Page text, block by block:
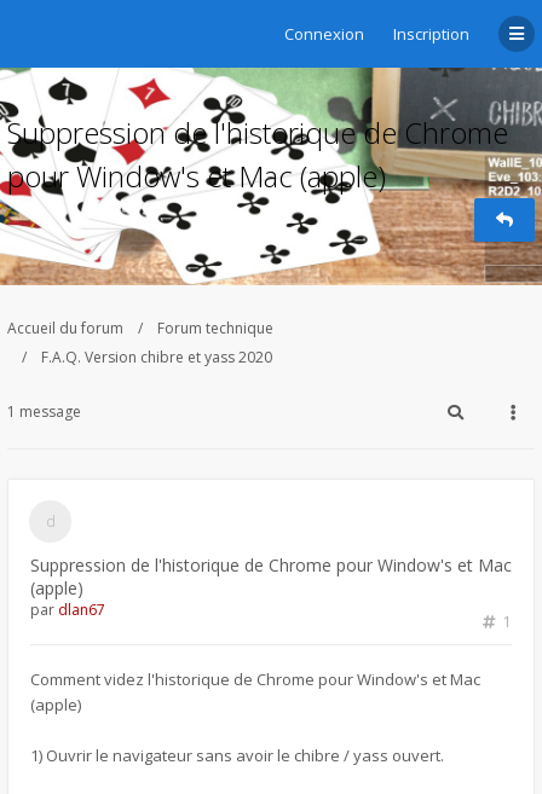
Connexion Inscription
Suppression de l'historique de Chrome
pour Window's et Mac (apple)
Accueil du forum
Forum technique
F.A.Q. Version chibre et yass 2020
1 message
Suppression de l'historique de Chrome pour Window's et Mac
(apple)
1
par dlan67
Comment videz l'historique de Chrome pour Window's et Mac
(apple)
1) Ouvrir le navigateur sans avoir le chibre / yass ouvert.